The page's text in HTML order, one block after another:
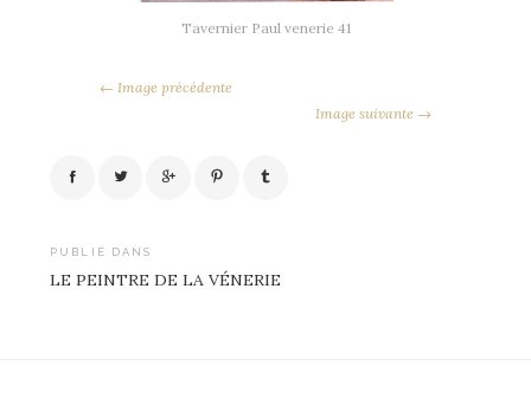
Tavernier Paul venerie 41
← Image précédente
Image suivante →
PUBLIÉ DANS
LE PEINTRE DE LA VÉNERIE